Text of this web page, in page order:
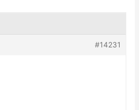
#14231